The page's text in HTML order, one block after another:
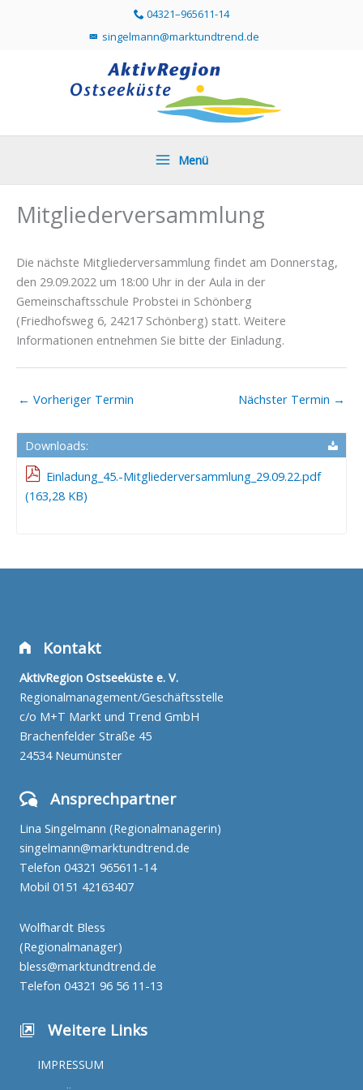
Telefonummer 04321 96561114 direkt
04321–965611-14
Mailprogramm öffnen und Mail an
singelmann@marktundtrend.de
Menü
Mitgliederversammlung
Die nächste Mitgliederversammlung findet am Donnerstag,
den 29.09.2022 um 18:00 Uhr in der Aula in der
Gemeinschaftsschule Probstei in Schönberg
(Friedhofsweg 6, 24217 Schönberg) statt. Weitere
Informationen entnehmen Sie bitte der Einladung.
← Vorheriger Termin Nächster Termin →
Downloads:
Einladung_45.-Mitgliederversammlung_29.09.22.pdf
(163,28 KB)
Kontakt
AktivRegion Ostseeküste e. V.
Regionalmanagement/Geschäftsstelle
c/o M+T Markt und Trend GmbH
Brachenfelder Straße 45
24534 Neumünster
Ansprechpartner
Lina Singelmann (Regionalmanagerin)
singelmann@marktundtrend.de
Telefon 04321 965611-14
Mobil 0151 42163407
Wolfhardt Bless
(Regionalmanager)
bless@marktundtrend.de
Telefon 04321 96 56 11-13
Weitere Links
IMPRESSUM